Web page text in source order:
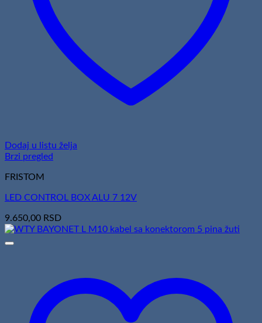
Dodaj u listu želja
Brzi pregled
FRISTOM
LED CONTROL BOX ALU 7 12V
9.650,00 RSD